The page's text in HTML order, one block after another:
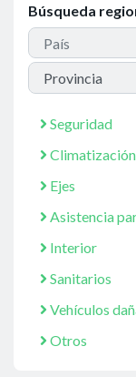
Búsqueda
Seguridad
Climatización
Ejes
Asistencia
Interior
Sanitarios
Vehículos
Otros